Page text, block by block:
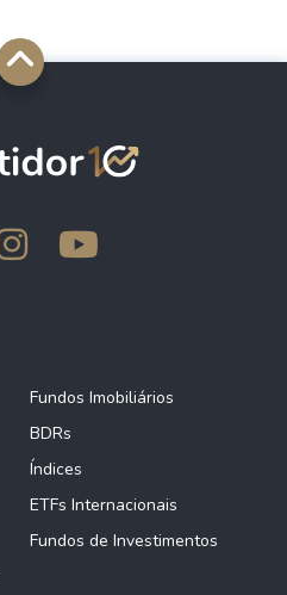
Fundos Imobiliários
BDRs
Índices
ETFs Internacionais
Fundos de Investimentos